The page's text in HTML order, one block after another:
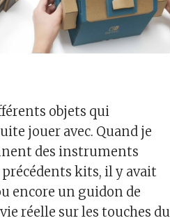
objets qui
jouer avec. Quand je
des instruments
kits, il y avait
encore un guidon de
réelle sur les touches du